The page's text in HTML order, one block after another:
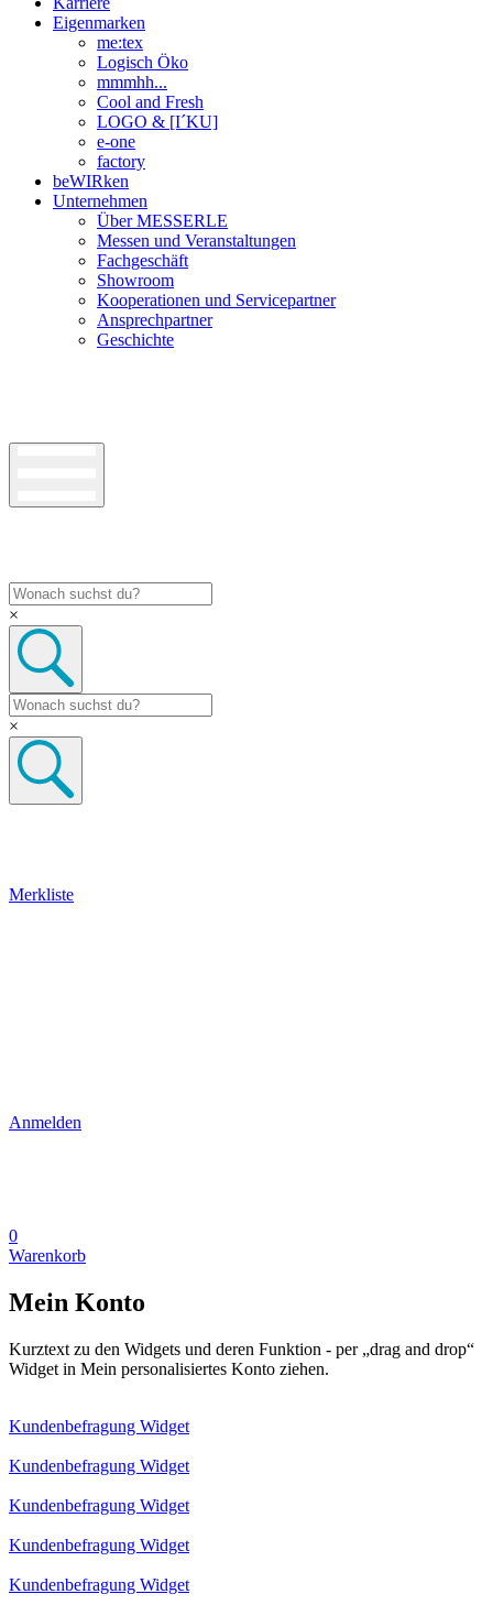
Eigenmarken
me:tex
Logisch Öko
mmmhh...
Cool and Fresh
LOGO & [I´KU]
e-one
factory
beWIRken
Unternehmen
Über MESSERLE
Messen und Veranstaltungen
Fachgeschäft
Showroom
Kooperationen und Servicepartner
Ansprechpartner
Geschichte
×
×
Merkliste
Anmelden
0
Warenkorb
Mein Konto
Kurztext zu den Widgets und deren Funktion - per „drag and drop“
Widget in Mein personalisiertes Konto ziehen.
Kundenbefragung Widget
Kundenbefragung Widget
Kundenbefragung Widget
Kundenbefragung Widget
Kundenbefragung Widget